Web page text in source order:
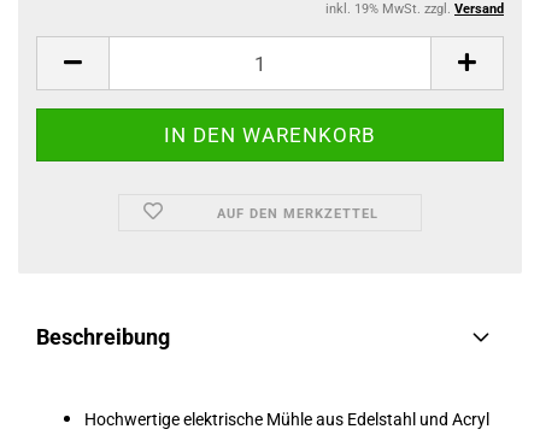
inkl. 19% MwSt. zzgl. Versand
AUF DEN MERKZETTEL
Beschreibung
Hochwertige elektrische Mühle aus Edelstahl und Acryl